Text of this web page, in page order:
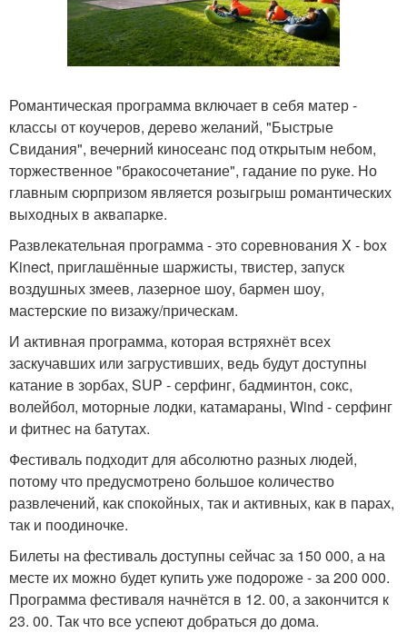
Романтическая программа включает в себя матер -
классы от коучеров, дерево желаний, "Быстрые
Свидания", вечерний киносеанс под открытым небом,
торжественное "бракосочетание", гадание по руке. Но
главным сюрпризом является розыгрыш романтических
выходных в аквапарке.
Развлекательная программа - это соревнования X - box
Kinect, приглашённые шаржисты, твистер, запуск
воздушных змеев, лазерное шоу, бармен шоу,
мастерские по визажу/прическам.
И активная программа, которая встряхнёт всех
заскучавших или загрустивших, ведь будут доступны
катание в зорбах, SUP - серфинг, бадминтон, сокс,
волейбол, моторные лодки, катамараны, Wind - серфинг
и фитнес на батутах.
Фестиваль подходит для абсолютно разных людей,
потому что предусмотрено большое количество
развлечений, как спокойных, так и активных, как в парах,
так и поодиночке.
Билеты на фестиваль доступны сейчас за 150 000, а на
месте их можно будет купить уже подороже - за 200 000.
Программа фестиваля начнётся в 12. 00, а закончится к
23. 00. Так что все успеют добраться до дома.